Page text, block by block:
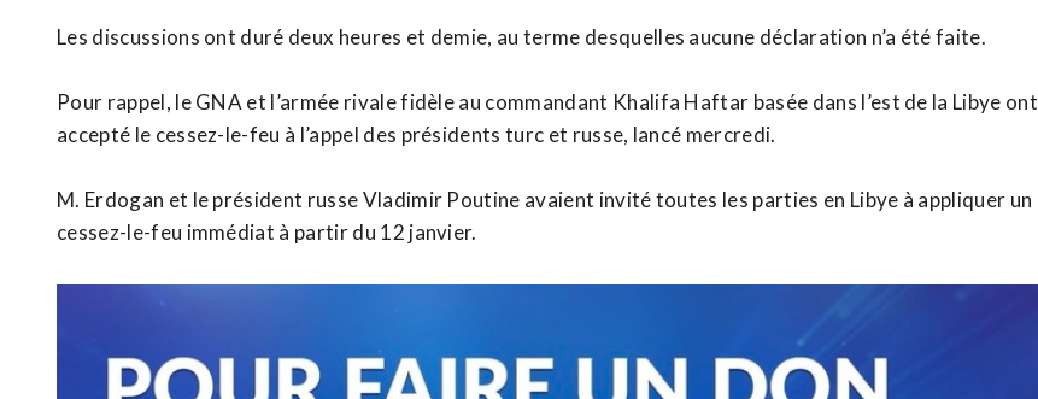
Les discussions ont duré deux heures et demie, au terme desquelles aucune déclaration n’a été faite.
Pour rappel, le GNA et l’armée rivale fidèle au commandant Khalifa Haftar basée dans l’est de la Libye ont
accepté le cessez-le-feu à l’appel des présidents turc et russe, lancé mercredi.
M. Erdogan et le président russe Vladimir Poutine avaient invité toutes les parties en Libye à appliquer un
cessez-le-feu immédiat à partir du 12 janvier.